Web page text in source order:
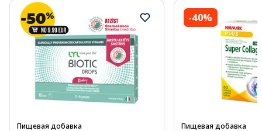
Пищевая добавка
-40%
Пищевая добавка